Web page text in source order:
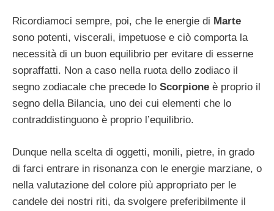
Ricordiamoci sempre, poi, che le energie di Marte
sono potenti, viscerali, impetuose e ciò comporta la
necessità di un buon equilibrio per evitare di esserne
sopraffatti. Non a caso nella ruota dello zodiaco il
segno zodiacale che precede lo Scorpione è proprio il
segno della Bilancia, uno dei cui elementi che lo
contraddistinguono è proprio l’equilibrio.
Dunque nella scelta di oggetti, monili, pietre, in grado
di farci entrare in risonanza con le energie marziane, o
nella valutazione del colore più appropriato per le
candele dei nostri riti, da svolgere preferibilmente il